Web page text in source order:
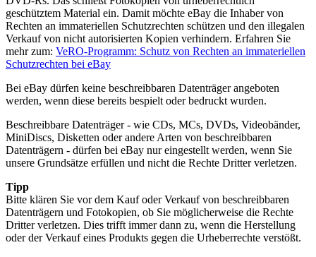
geschütztem Material ein. Damit möchte eBay die Inhaber von
Rechten an immateriellen Schutzrechten schützen und den illegalen
Verkauf von nicht autorisierten Kopien verhindern. Erfahren Sie
mehr zum: VeRO-Programm: Schutz von Rechten an immateriellen
Schutzrechten bei eBay
Bei eBay dürfen keine beschreibbaren Datenträger angeboten
werden, wenn diese bereits bespielt oder bedruckt wurden.
Beschreibbare Datenträger - wie CDs, MCs, DVDs, Videobänder,
MiniDiscs, Disketten oder andere Arten von beschreibbaren
Datenträgern - dürfen bei eBay nur eingestellt werden, wenn Sie
unsere Grundsätze erfüllen und nicht die Rechte Dritter verletzen.
Tipp
Bitte klären Sie vor dem Kauf oder Verkauf von beschreibbaren
Datenträgern und Fotokopien, ob Sie möglicherweise die Rechte
Dritter verletzen. Dies trifft immer dann zu, wenn die Herstellung
oder der Verkauf eines Produkts gegen die Urheberrechte verstößt.